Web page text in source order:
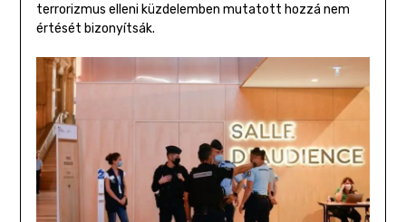
terrorizmus elleni küzdelemben mutatott hozzá nem
értését bizonyítsák.